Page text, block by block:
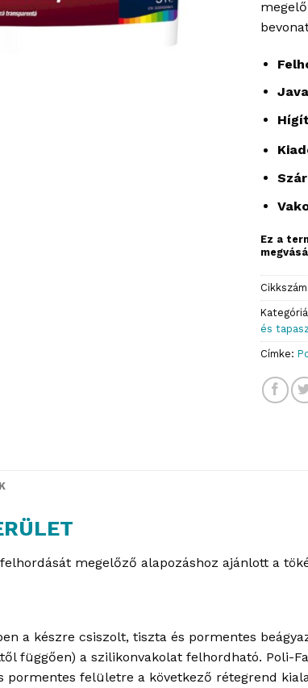
Ez a
és
Címke:
megelőző alapozáshoz ajánlott a
a készre csiszolt, tiszta és pormentes
függően) a szilikonvakolat felhordható. Poli-
pormentes felületre a következő rétegrend